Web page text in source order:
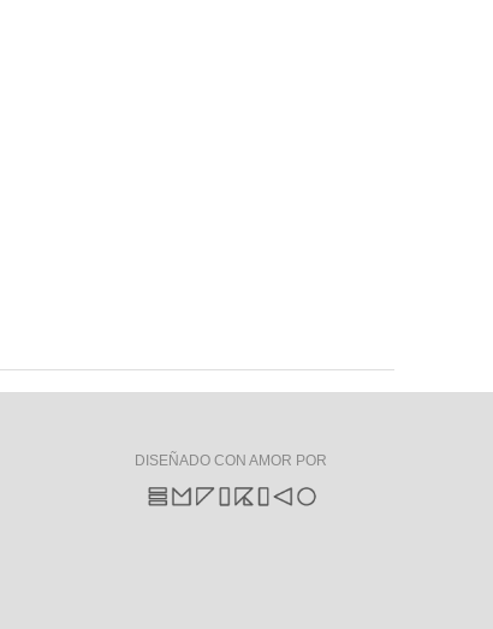
DISEÑADO CON AMOR POR